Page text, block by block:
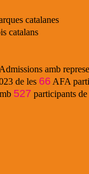
catalanes
catalans
amb
de les 66 AFA
527 participants de